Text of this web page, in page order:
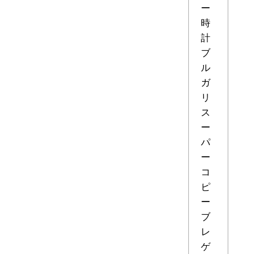
ー
時
計
ブ
ル
ガ
リ
ス
ー
パ
ー
コ
ピ
ー
ブ
レ
ゲ